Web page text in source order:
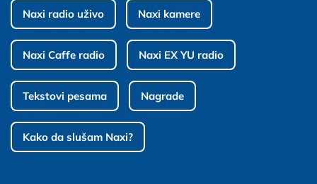
Naxi radio uživo Naxi kamere
Naxi Caffe radio Naxi EX YU radio
Tekstovi pesama Nagrade
Kako da slušam Naxi?